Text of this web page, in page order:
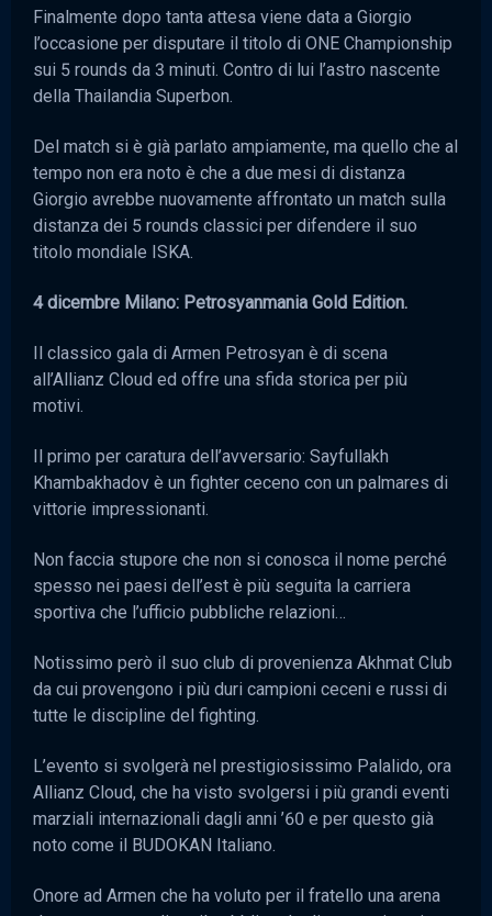
Finalmente dopo tanta attesa viene data a Giorgio
l’occasione per disputare il titolo di ONE Championship
sui 5 rounds da 3 minuti. Contro di lui l’astro nascente
della Thailandia Superbon.
Del match si è già parlato ampiamente, ma quello che al
tempo non era noto è che a due mesi di distanza
Giorgio avrebbe nuovamente affrontato un match sulla
distanza dei 5 rounds classici per difendere il suo
titolo mondiale ISKA.
4 dicembre Milano: Petrosyanmania Gold Edition.
Il classico gala di Armen Petrosyan è di scena
all’Allianz Cloud ed offre una sfida storica per più
motivi.
Il primo per caratura dell’avversario: Sayfullakh
Khambakhadov è un fighter ceceno con un palmares di
vittorie impressionanti.
Non faccia stupore che non si conosca il nome perché
spesso nei paesi dell’est è più seguita la carriera
sportiva che l’ufficio pubbliche relazioni…
Notissimo però il suo club di provenienza Akhmat Club
da cui provengono i più duri campioni ceceni e russi di
tutte le discipline del fighting.
L’evento si svolgerà nel prestigiosissimo Palalido, ora
Allianz Cloud, che ha visto svolgersi i più grandi eventi
marziali internazionali dagli anni ’60 e per questo già
noto come il BUDOKAN Italiano.
Onore ad Armen che ha voluto per il fratello una arena